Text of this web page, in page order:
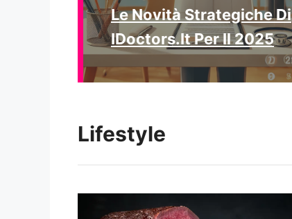
Le Novità Strategiche Di
IDoctors.it Per Il 2025
Lifestyle